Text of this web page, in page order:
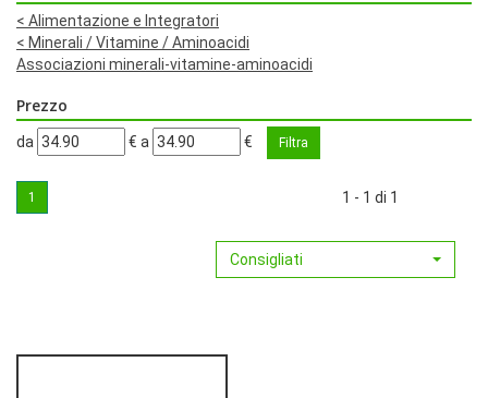
< Alimentazione e Integratori
< Minerali / Vitamine / Aminoacidi
Associazioni minerali-vitamine-aminoacidi
Prezzo
filtra
da € filtra
a €
1 1 - 1 di 1
Consigliati